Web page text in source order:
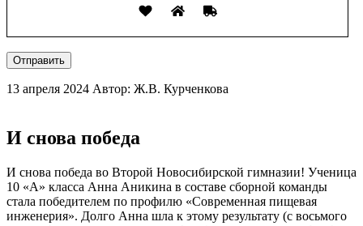
Отправить
13 апреля 2024 Автор: Ж.В. Курченкова
И снова победа
И снова победа во Второй Новосибирской гимназии! Ученица
10 «А» класса Анна Аникина в составе сборной команды
стала победителем по профилю «Современная пищевая
инженерия». Долго Анна шла к этому результату (с восьмого